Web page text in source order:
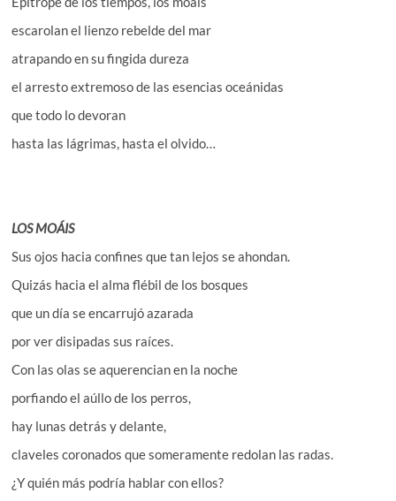
escarolan el lienzo rebelde del mar
atrapando en su fingida dureza
el arresto extremoso de las esencias oceánidas
que todo lo devoran
hasta las lágrimas, hasta el olvido…
LOS MOÁIS
Sus ojos hacia confines que tan lejos se ahondan.
Quizás hacia el alma flébil de los bosques
que un día se encarrujó azarada
por ver disipadas sus raíces.
Con las olas se aquerencian en la noche
porfiando el aúllo de los perros,
hay lunas detrás y delante,
claveles coronados que someramente redolan las radas.
¿Y quién más podría hablar con ellos?